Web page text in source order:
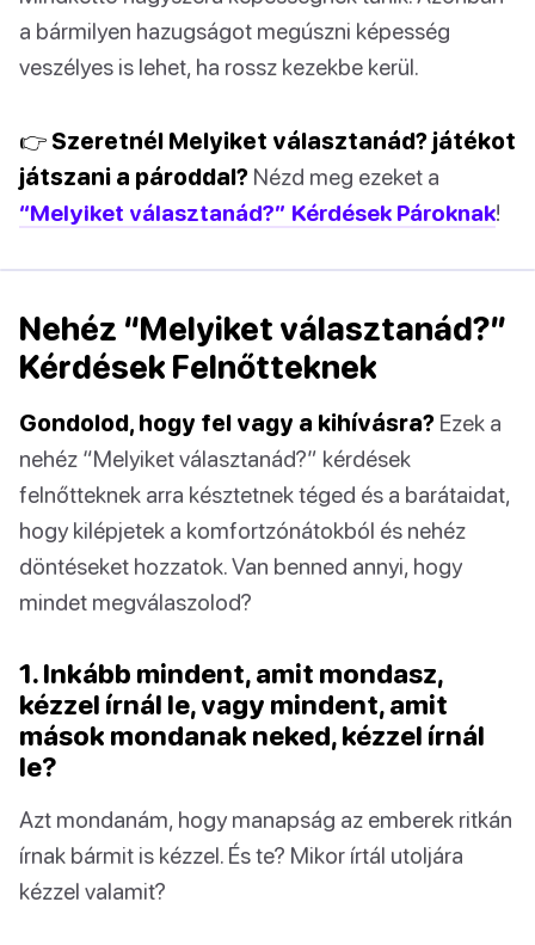
a bármilyen hazugságot megúszni képesség
veszélyes is lehet, ha rossz kezekbe kerül.
👉 Szeretnél Melyiket választanád? játékot
játszani a pároddal? Nézd meg ezeket a
“Melyiket választanád?” Kérdések Pároknak!
Nehéz “Melyiket választanád?”
Kérdések Felnőtteknek
Gondolod, hogy fel vagy a kihívásra? Ezek a
nehéz “Melyiket választanád?” kérdések
felnőtteknek arra késztetnek téged és a barátaidat,
hogy kilépjetek a komfortzónátokból és nehéz
döntéseket hozzatok. Van benned annyi, hogy
mindet megválaszolod?
1. Inkább mindent, amit mondasz,
kézzel írnál le, vagy mindent, amit
mások mondanak neked, kézzel írnál
le?
Azt mondanám, hogy manapság az emberek ritkán
írnak bármit is kézzel. És te? Mikor írtál utoljára
kézzel valamit?